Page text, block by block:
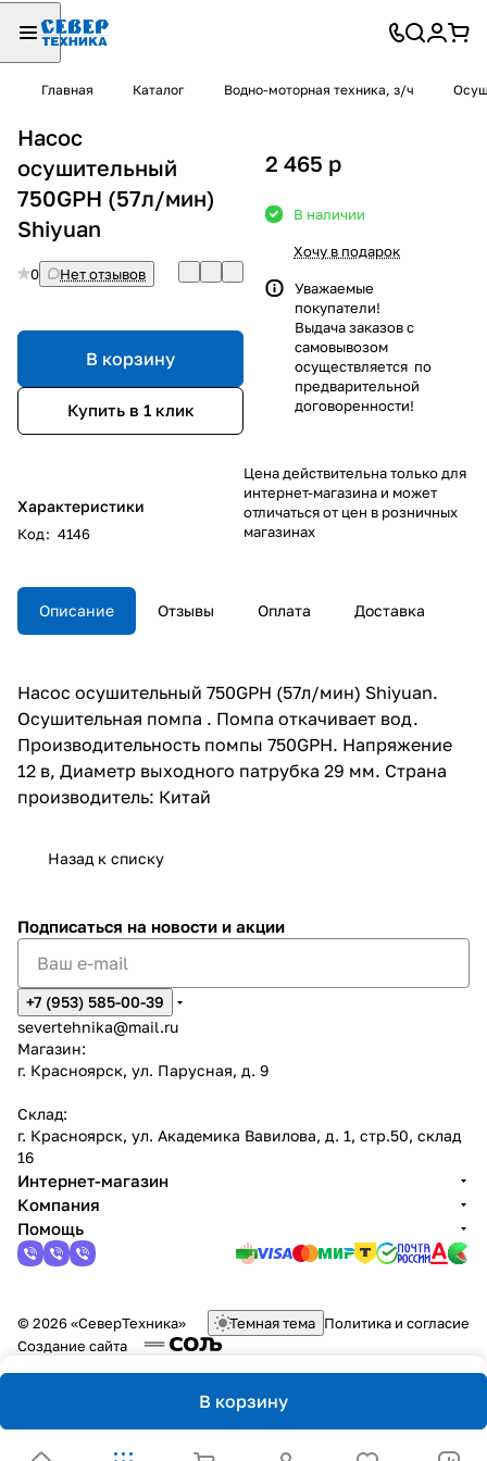
Главная Каталог Водно-моторная техника, з/ч
Насос
осушительный
750GPH (57л/мин)
Shiyuan
0 Нет отзывов
В корзину
Купить в 1 клик
Характеристики
Код: 4146
2 465 p
В наличии
Хочу в подарок
Уважаемые
покупатели!
Выдача заказов с
самовывозом
осуществляется по
предварительной
договоренности!
Цена действительна только для
интернет-магазина и может
отличаться от цен в розничных
магазинах
Описание Отзывы Оплата Доставка
Насос осушительный 750GPH (57л/мин) Shiyuan.
Осушительная помпа . Помпа откачивает вод.
Производительность помпы 750GPH. Напряжение
12 в, Диаметр выходного патрубка 29 мм. Страна
производитель: Китай
Назад к списку
В корзину
Подписаться на новости и акции
+7 (953) 585-00-39
severtehnika@mail.ru
Магазин:
г. Красноярск, ул. Парусная, д. 9
Склад:
г. Красноярск, ул. Академика Вавилова, д. 1, стр.50, склад
16
Интернет-магазин
Компания
Помощь
© 2026 «СеверТехника» Темная тема Политика и согласие
Создание сайта